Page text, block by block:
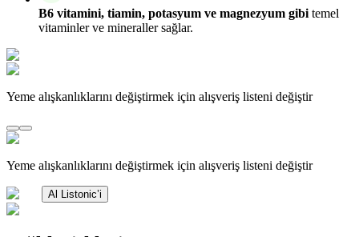
B6 vitamini, tiamin, potasyum ve magnezyum gibi temel
vitaminler ve mineraller sağlar.
Yeme alışkanlıklarını değiştirmek için alışveriş listeni değiştir
Yeme alışkanlıklarını değiştirmek için alışveriş listeni değiştir
Al Listonic’i